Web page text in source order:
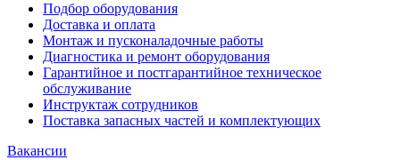
Подбор оборудования
Доставка и оплата
Монтаж и пусконаладочные работы
Диагностика и ремонт оборудования
Гарантийное и постгарантийное техническое
обслуживание
Инструктаж сотрудников
Поставка запасных частей и комплектующих
Вакансии